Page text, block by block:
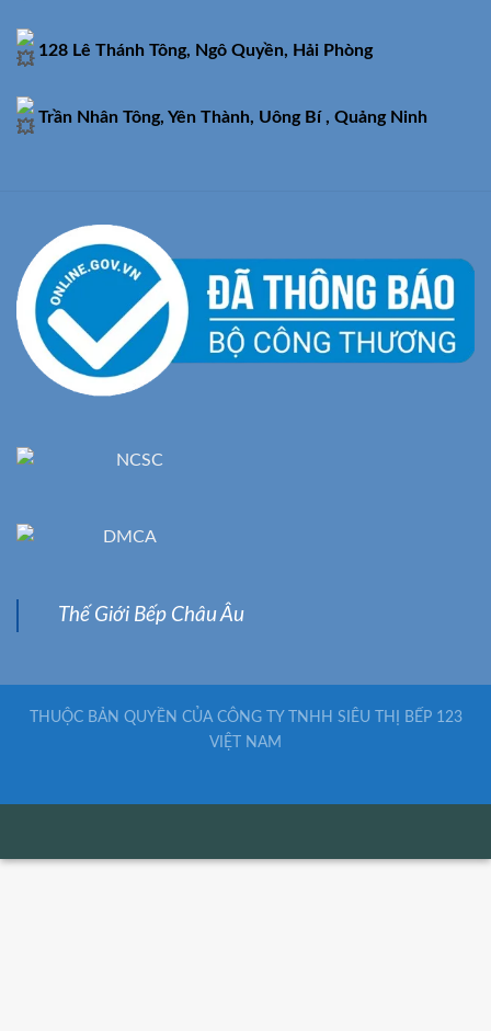
128 Lê Thánh Tông, Ngô Quyền, Hải Phòng
Trần Nhân Tông, Yên Thành, Uông Bí , Quảng Ninh
Thế Giới Bếp Châu Âu
THUỘC BẢN QUYỀN CỦA CÔNG TY TNHH SIÊU THỊ BẾP 123
VIỆT NAM